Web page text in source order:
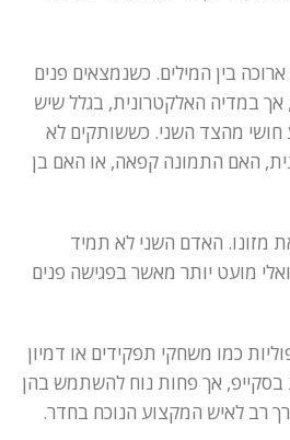
בין המילים. כשנמצאים פנים
במדיה האלקטרונית, בגלל שיש
חושי מהצד השני. כששותקים לא
האם התמונה קפאה, או האם בן
מזונו. האדם השני לא תמיד
מועט יותר מאשר בפגישה פנים
כמו משחקי תפקידים או דמיון
בסקייפ, אך פחות נוח להשתמש בהן
רב לאיש המקצוע הנוכח בחדר.